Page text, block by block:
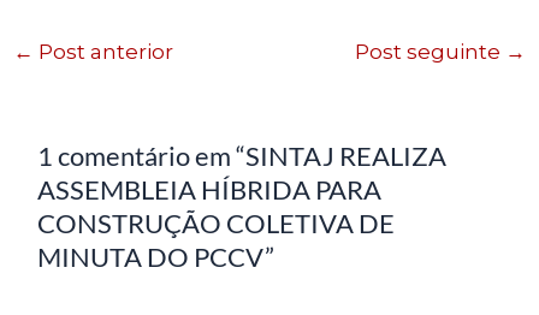
← Post anterior Post seguinte →
1 comentário em “SINTAJ REALIZA
ASSEMBLEIA HÍBRIDA PARA
CONSTRUÇÃO COLETIVA DE
MINUTA DO PCCV”